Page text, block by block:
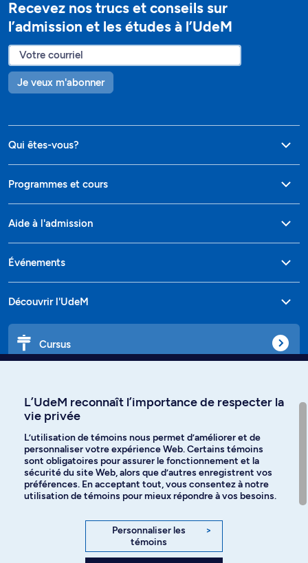
Recevez nos trucs et conseils sur
l’admission et les études à l’UdeM
Je veux m'abonner
Qui êtes-vous?
Programmes et cours
Aide à l'admission
Événements
Découvrir l'UdeM
Cursus
Langues
Facebook Instagram
YouTube
L’UdeM reconnaît l’importance de respecter la
vie privée
L’utilisation de témoins nous permet d’améliorer et de
personnaliser votre expérience Web. Certains témoins
sont obligatoires pour assurer le fonctionnement et la
sécurité du site Web, alors que d’autres enregistrent vos
préférences. En acceptant tout, vous consentez à notre
utilisation de témoins pour mieux répondre à vos besoins.
Personnaliser les
témoins
>